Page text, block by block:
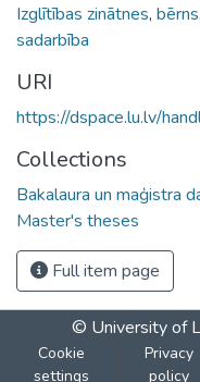
Izglītības zinātnes, bērns,
sadarbība
URI
https://dspace.lu.lv/
Collections
Bakalaura un maģistra
Master's theses
Full item page
© University of
Cookie
settings
Privacy
policy